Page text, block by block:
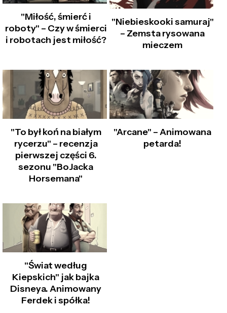
"Miłość, śmierć i
roboty" – Czy w śmierci
i robotach jest miłość?
"Niebieskooki samuraj"
– Zemsta rysowana
mieczem
"To był koń na białym
rycerzu" – recenzja
pierwszej części 6.
sezonu "BoJacka
Horsemana"
"Arcane" – Animowana
petarda!
"Świat według
Kiepskich" jak bajka
Disneya. Animowany
Ferdek i spółka!